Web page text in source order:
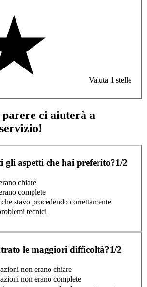
Valuta 1 stelle
ci aiuterà a
gli aspetti che hai preferito?1/2
chiare
complete
stavo procedendo correttamente
tecnici
le maggiori difficoltà?1/2
non erano chiare
non erano complete